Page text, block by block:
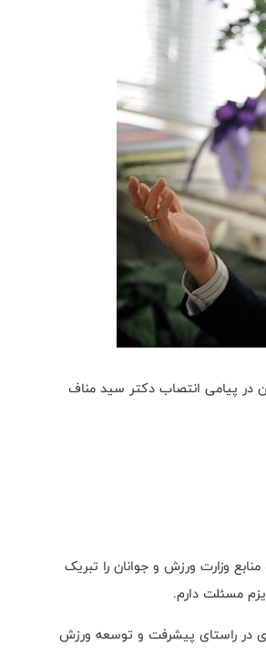
در پیامی انتصاب دکتر سید مناف
وزارت ورزش و جوانان را تبریک
مسئلت دارم.
در راستای پیشرفت و توسعه ورزش